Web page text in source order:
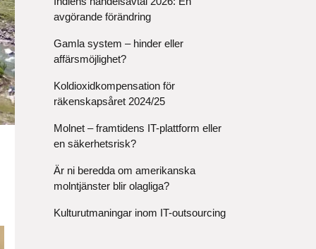
avgörande förändring
Gamla system – hinder eller
affärsmöjlighet?
Koldioxidkompensation för
räkenskapsåret 2024/25
Molnet – framtidens IT-plattform eller
en säkerhetsrisk?
Är ni beredda om amerikanska
molntjänster blir olagliga?
Kulturutmaningar inom IT-outsourcing